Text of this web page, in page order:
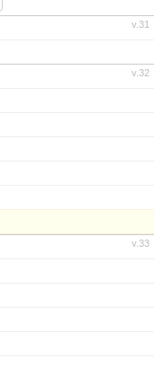
v.31
v.32
v.33